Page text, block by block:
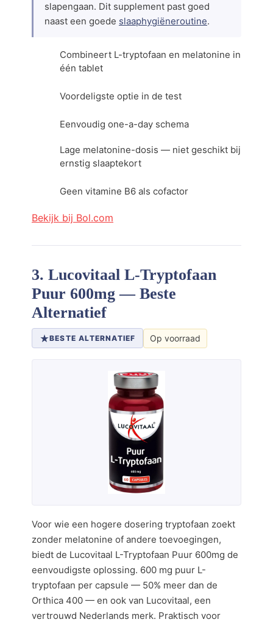
slapengaan. Dit supplement past goed
naast een goede slaaphygiëneroutine.
Combineert L-tryptofaan en melatonine in
één tablet
Voordeligste optie in de test
Eenvoudig one-a-day schema
Lage melatonine-dosis — niet geschikt bij
ernstig slaaptekort
Geen vitamine B6 als cofactor
Bekijk bij Bol.com
3. Lucovitaal L-Tryptofaan
Puur 600mg — Beste
Alternatief
BESTE ALTERNATIEF Op voorraad
Voor wie een hogere dosering tryptofaan zoekt
zonder melatonine of andere toevoegingen,
biedt de Lucovitaal L-Tryptofaan Puur 600mg de
eenvoudigste oplossing. 600 mg puur L-
tryptofaan per capsule — 50% meer dan de
Orthica 400 — en ook van Lucovitaal, een
vertrouwd Nederlands merk. Praktisch voor